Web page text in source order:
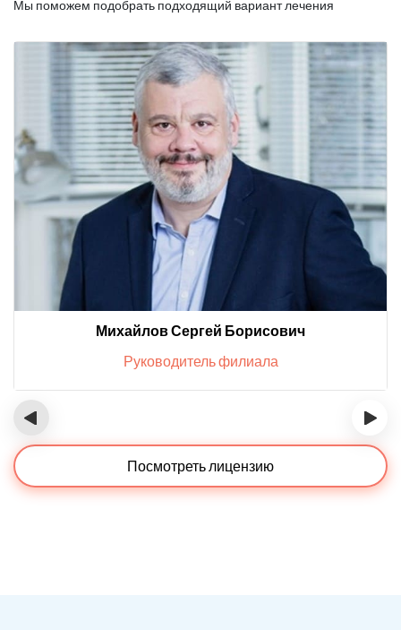
Мы поможем подобрать подходящий вариант лечения
Михайлов Сергей Борисович
Руководитель филиала
‹ ›
Посмотреть лицензию